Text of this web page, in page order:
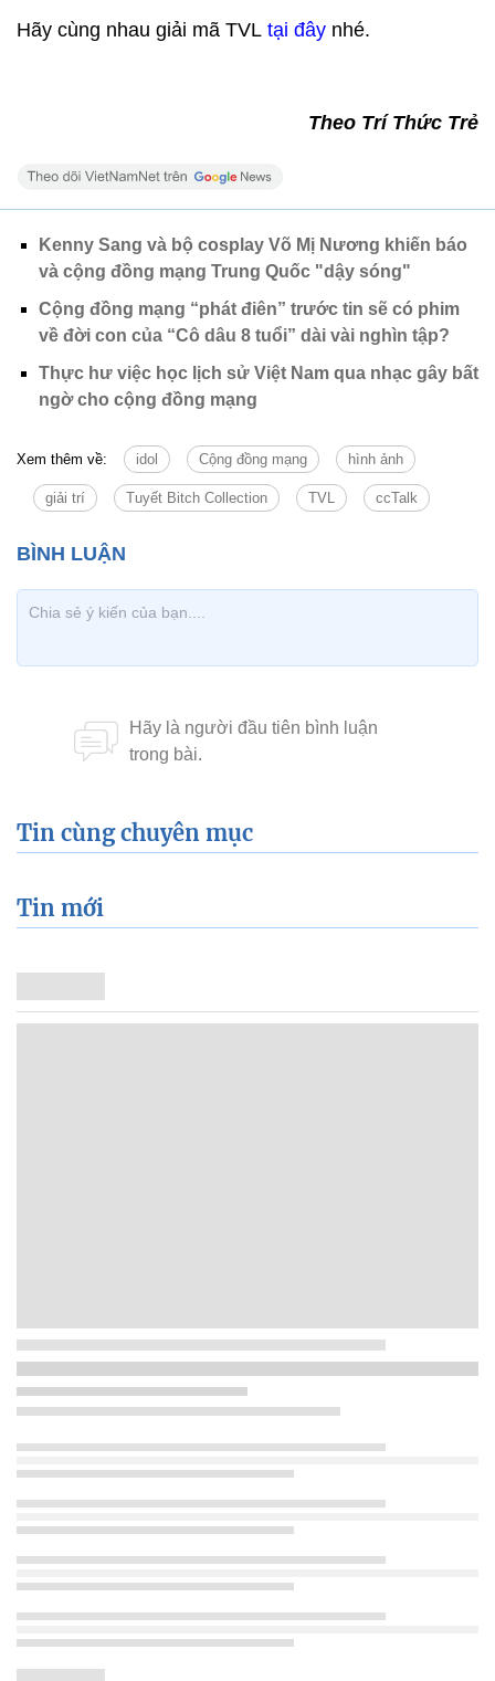
Hãy cùng nhau giải mã TVL tại đây nhé.
Theo Trí Thức Trẻ
Kenny Sang và bộ cosplay Võ Mị Nương khiến báo
và cộng đồng mạng Trung Quốc "dậy sóng"
Cộng đồng mạng “phát điên” trước tin sẽ có phim
về đời con của “Cô dâu 8 tuổi” dài vài nghìn tập?
Thực hư việc học lịch sử Việt Nam qua nhạc gây bất
ngờ cho cộng đồng mạng
Xem thêm về: idol Cộng đồng mạng hình ảnh
giải trí Tuyết Bitch Collection TVL ccTalk
Tin cùng chuyên mục
Tin mới